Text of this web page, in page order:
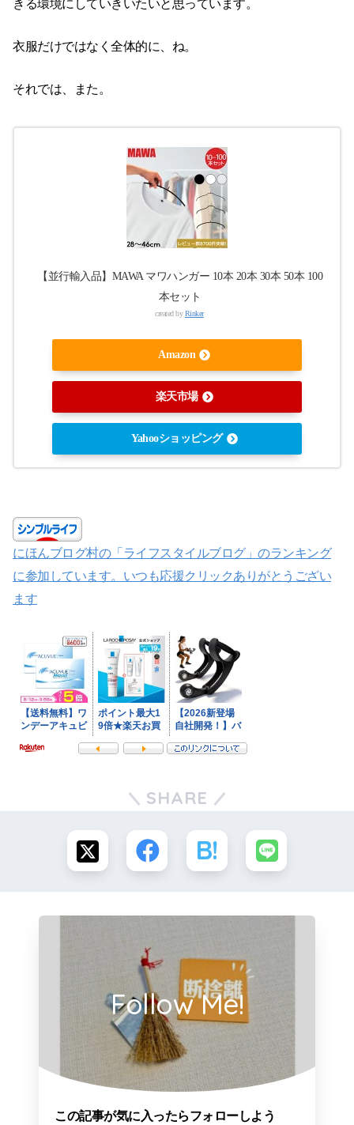
きる環境にしていきいたいと思っています。
衣服だけではなく全体的に、ね。
それでは、また。
【並行輸入品】MAWA マワハンガー 10本 20本 30本 50本 100
本セット
created byRinker
Amazon
楽天市場
Yahooショッピング
にほんブログ村の「ライフスタイルブログ」のランキング
に参加しています。いつも応援クリックありがとうござい
ます
SHARE
Follow Me!
この記事が気に入ったらフォローしよう